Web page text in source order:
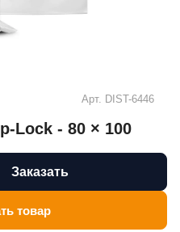
Арт. DIST-6446
Lock - 80 × 100
Заказать
товар